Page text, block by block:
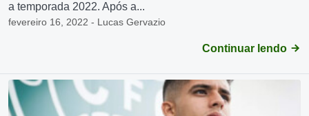
a temporada 2022. Após a...
fevereiro 16, 2022 - Lucas Gervazio
Continuar lendo